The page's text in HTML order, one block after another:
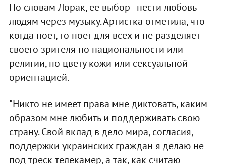
По словам Лорак, ее выбор - нести любовь
людям через музыку. Артистка отметила, что
когда поет, то поет для всех и не разделяет
своего зрителя по национальности или
религии, по цвету кожи или сексуальной
ориентацией.
"Никто не имеет права мне диктовать, каким
образом мне любить и поддерживать свою
страну. Свой вклад в дело мира, согласия,
поддержки украинских граждан я делаю не
под треск телекамер, а так, как считаю